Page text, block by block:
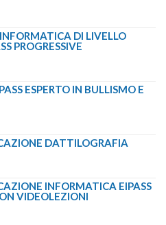
DI LIVELLO
PROGRESSIVE
ESPERTO IN BULLISMO E
DATTILOGRAFIA
INFORMATICA EIPASS
VIDEOLEZIONI